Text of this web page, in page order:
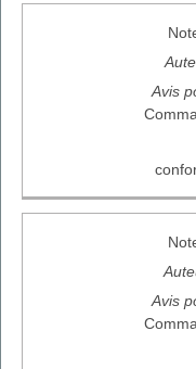
Avis
Avis